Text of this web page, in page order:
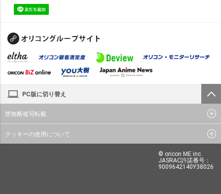
PC版に切り替え
禁無断複写転載
クッキーの使用について
© oricon ME inc.
JASRAC許諾番号：
9009642140Y38026